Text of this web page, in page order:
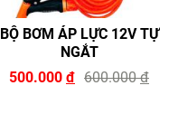
BỘ BƠM ÁP LỰC 12V TỰ
NGẮT
500.000 đ 600.000đ